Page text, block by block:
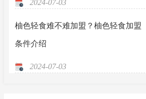
2024-07-03
柚色轻食难不难加盟？柚色轻食加盟
条件介绍
2024-07-03